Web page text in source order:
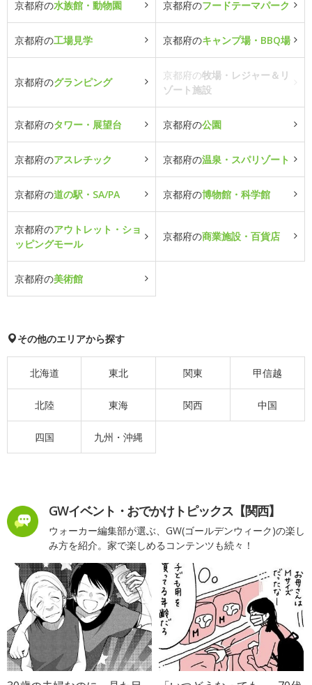
京都府の水族館・動物園 京都府のフードテーマパーク
京都府の工場見学 京都府のキャンプ場・BBQ場
京都府のグランピング
京都府の牧場・レジャー＆リ
ゾート施設
京都府のタワー・展望台 京都府の公園
京都府のアスレチック 京都府の温泉・スパリゾート
京都府の道の駅・SA/PA 京都府の博物館・科学館
京都府のアウトレット・ショ
ッピングモール
京都府の商業施設・百貨店
京都府の美術館
その他のエリアから探す
北海道 東北 関東 甲信越
北陸 東海 関西 中国
四国 九州・沖縄
GWイベント・おでかけトピックス【関西】
ウォーカー編集部が選ぶ、GW(ゴールデンウィーク)の楽し
み方を紹介。家で楽しめるコンテンツも続々！